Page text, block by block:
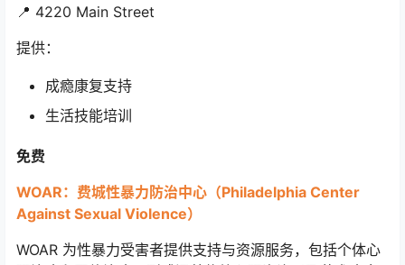
📍 4220 Main Street
提供：
成瘾康复支持
生活技能培训
免费
WOAR：费城性暴力防治中心（Philadelphia Center
Against Sexual Violence）
WOAR 为性暴力受害者提供支持与资源服务，包括个体心